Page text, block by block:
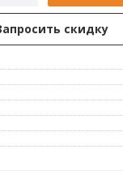
скидку